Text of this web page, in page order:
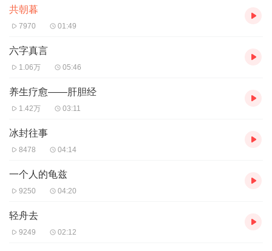
共朝暮
7970 01:49
六字真言
1.06万 05:46
养生疗愈——肝胆经
1.42万 03:11
冰封往事
8478 04:14
一个人的龟兹
9250 04:20
轻舟去
9249 02:12